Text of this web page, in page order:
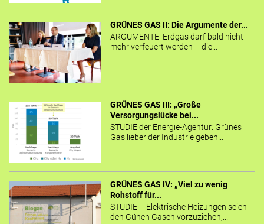
GRÜNES GAS II: Die Argumente der...
ARGUMENTE Erdgas darf bald nicht
mehr verfeuert werden – die...
GRÜNES GAS III: „Große
Versorgungslücke bei...
STUDIE der Energie-Agentur: Grünes
Gas lieber der Industrie geben...
GRÜNES GAS IV: „Viel zu wenig
Rohstoff für...
STUDIE – Elektrische Heizungen seien
den Günen Gasen vorzuziehen,...